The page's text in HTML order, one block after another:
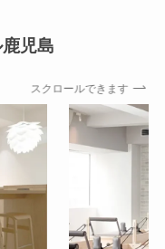
児島
スクロールできます